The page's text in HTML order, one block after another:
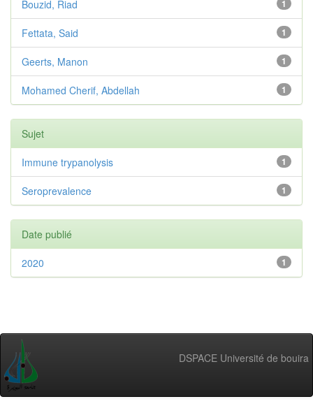
1
Bouzid, Riad
1
Fettata, Said
1
Geerts, Manon
1
Mohamed Cherif, Abdellah
Sujet
1
Immune trypanolysis
1
Seroprevalence
Date publié
1
2020
DSPACE Université de bouira